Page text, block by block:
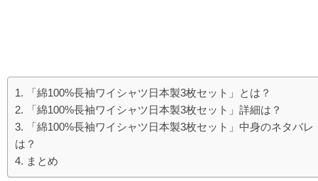
「綿100%長袖ワイシャツ日本製3枚セット」とは？
「綿100%長袖ワイシャツ日本製3枚セット」詳細は？
「綿100%長袖ワイシャツ日本製3枚セット」中身のネタバレ
は？
まとめ